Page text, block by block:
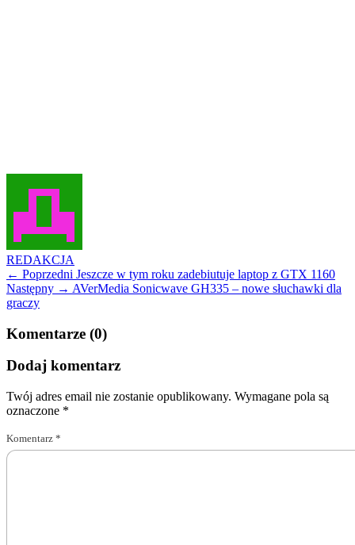
REDAKCJA
← Poprzedni Jeszcze w tym roku zadebiutuje laptop z GTX 1160
Następny → AVerMedia Sonicwave GH335 – nowe słuchawki dla
graczy
Komentarze (0)
Dodaj komentarz
Twój adres email nie zostanie opublikowany. Wymagane pola są
oznaczone *
Komentarz *